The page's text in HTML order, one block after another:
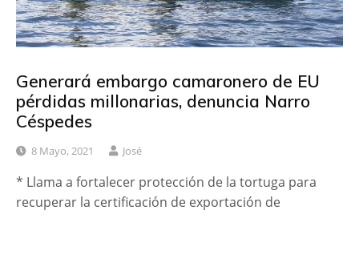
Generará embargo camaronero de EU
pérdidas millonarias, denuncia Narro
Céspedes
8 Mayo, 2021 José
* Llama a fortalecer protección de la tortuga para
recuperar la certificación de exportación de